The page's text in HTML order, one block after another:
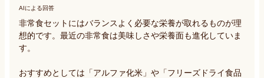
AIによる回答
非常食セットにはバランスよく必要な栄養が取れるものが理
想的です。最近の非常食は美味しさや栄養面も進化していま
す。
おすすめとしては「アルファ化米」や「フリーズドライ食品